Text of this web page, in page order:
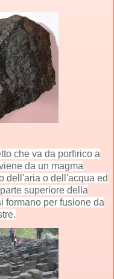
che va da porfirico a
da un magma
dell'aria o dell'acqua ed
superiore della
formano per fusione da